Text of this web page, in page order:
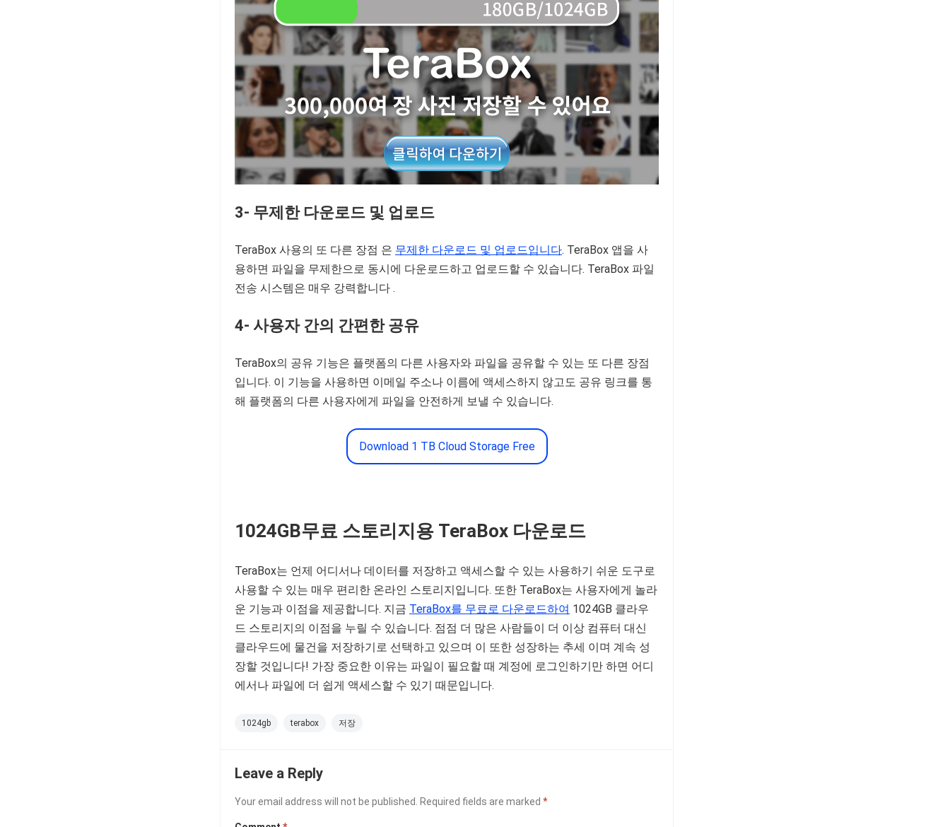
3- 무제한 다운로드 및 업로드
TeraBox 사용의 또 다른 장점 은 무제한 다운로드 및 업로드입니다. TeraBox 앱을 사
용하면 파일을 무제한으로 동시에 다운로드하고 업로드할 수 있습니다. TeraBox 파일
전송 시스템은 매우 강력합니다 .
4- 사용자 간의 간편한 공유
TeraBox의 공유 기능은 플랫폼의 다른 사용자와 파일을 공유할 수 있는 또 다른 장점
입니다. 이 기능을 사용하면 이메일 주소나 이름에 액세스하지 않고도 공유 링크를 통
해 플랫폼의 다른 사용자에게 파일을 안전하게 보낼 수 있습니다.
Download 1 TB Cloud Storage Free
1024GB무료 스토리지용 TeraBox 다운로드
TeraBox는 언제 어디서나 데이터를 저장하고 액세스할 수 있는 사용하기 쉬운 도구로
사용할 수 있는 매우 편리한 온라인 스토리지입니다. 또한 TeraBox는 사용자에게 놀라
운 기능과 이점을 제공합니다. 지금 TeraBox를 무료로 다운로드하여 1024GB 클라우
드 스토리지의 이점을 누릴 수 있습니다. 점점 더 많은 사람들이 더 이상 컴퓨터 대신
클라우드에 물건을 저장하기로 선택하고 있으며 이 또한 성장하는 추세 이며 계속 성
장할 것입니다! 가장 중요한 이유는 파일이 필요할 때 계정에 로그인하기만 하면 어디
에서나 파일에 더 쉽게 액세스할 수 있기 때문입니다.
1024gb terabox 저장
Leave a Reply
Your email address will not be published. Required fields are marked *